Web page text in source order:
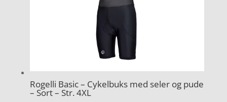
Rogelli Basic – Cykelbuks med seler og pude
– Sort – Str. 4XL